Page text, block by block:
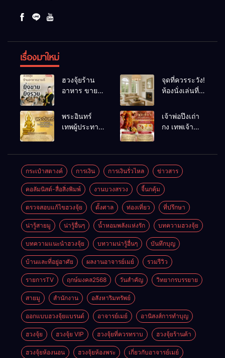
เรื่องมาใหม่
ฮวงจุ้ยร้าน
อาหาร ขายดี
เคล็ดลับปรับ
ดวง ปรับร้าน
ให้ลูกค้าแน่น
จุดที่ควรระวัง!
ห้องนั่งเล่นที่
พลังชีวิต
พระอินทร์
เทพผู้ประทาน
เจ้าพ่อปึงเถ่า
กง เทพเจ้า
กระเป๋าสตางค์ การเงิน การเงินรั่วไหล ข่าวสาร
คอลัมนิสต์-สื่อสิ่งพิมพ์ งานบวงสรวง จี้นกคุ้ม
ตรวจสอบแก้ไขฮวงจุ้ย ตั้งศาล ท่องเที่ยว ที่ปรึกษา
น่ารู้สายมู น่ารู้อื่นๆ น้ำหอมพลังแห่งรัก บทความฮวงจุ้ย
บทความแนะนำฮวงจุ้ย บทวามน่ารู้อื่นๆ บันทึกบุญ
บ้านและที่อยู่อาศัย ผลงานอาจารย์เมย์ รวมรีวิว
รายการTV ฤกษ์มงคล2568 วันสำคัญ วิทยากรบรรยาย
สายมู สำนักงาน อสังหาริมทรัพย์
ออกแบบฮวงจุ้ยแบรนด์ อาจารย์เมย์ อานิสงส์การทำบุญ
ฮวงจุ้ย ฮวงจุ้ย VIP ฮวงจุ้ยที่ควรทราบ ฮวงจุ้ยร้านค้า
ฮวงจุ้ยห้องนอน ฮวงจุ้ยห้องพระ เกี่ยวกับอาจารย์เมย์